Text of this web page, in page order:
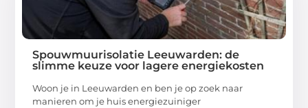
Spouwmuurisolatie Leeuwarden: de
slimme keuze voor lagere energiekosten
Woon je in Leeuwarden en ben je op zoek naar
manieren om je huis energiezuiniger